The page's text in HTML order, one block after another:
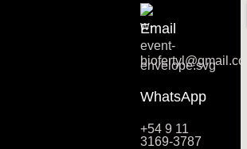
Email
WhatsApp
+54 9 11
3169-3787